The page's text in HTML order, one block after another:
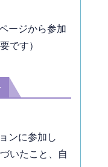
ージから参加
です）
ンに参加し
いたこと、自